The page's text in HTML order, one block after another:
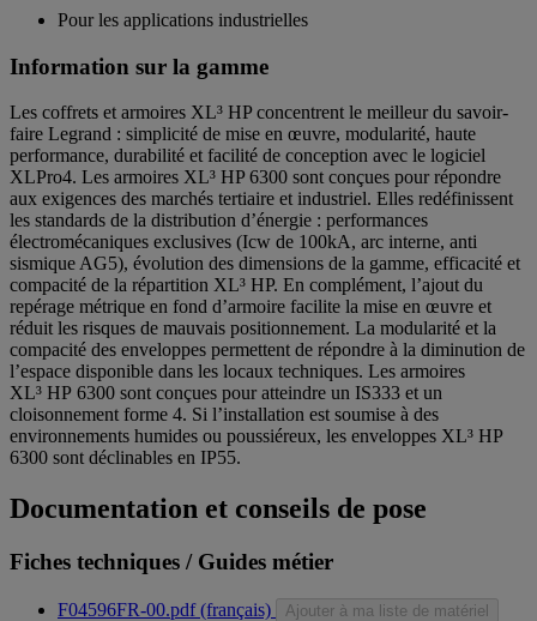
Pour les applications industrielles
Information sur la gamme
Les coffrets et armoires XL³ HP concentrent le meilleur du savoir-
faire Legrand : simplicité de mise en œuvre, modularité, haute
performance, durabilité et facilité de conception avec le logiciel
XLPro4. Les armoires XL³ HP 6300 sont conçues pour répondre
aux exigences des marchés tertiaire et industriel. Elles redéfinissent
les standards de la distribution d’énergie : performances
électromécaniques exclusives (Icw de 100kA, arc interne, anti
sismique AG5), évolution des dimensions de la gamme, efficacité et
compacité de la répartition XL³ HP. En complément, l’ajout du
repérage métrique en fond d’armoire facilite la mise en œuvre et
réduit les risques de mauvais positionnement. La modularité et la
compacité des enveloppes permettent de répondre à la diminution de
l’espace disponible dans les locaux techniques. Les armoires
XL³ HP 6300 sont conçues pour atteindre un IS333 et un
cloisonnement forme 4. Si l’installation est soumise à des
environnements humides ou poussiéreux, les enveloppes XL³ HP
6300 sont déclinables en IP55.
Documentation et conseils de pose
Fiches techniques / Guides métier
F04596FR-00.pdf (français) Ajouter à ma liste de matériel